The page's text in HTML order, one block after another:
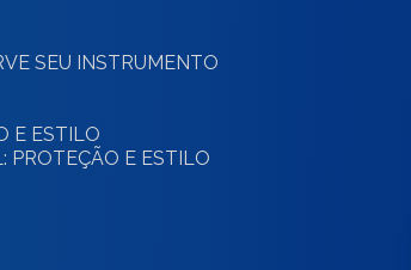
SEU INSTRUMENTO
E ESTILO
PROTEÇÃO E ESTILO